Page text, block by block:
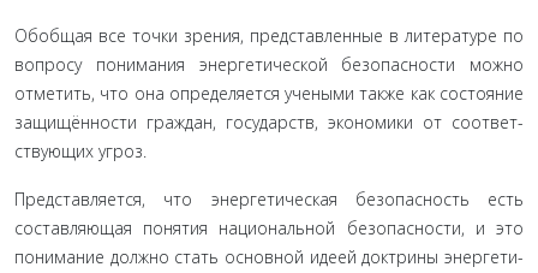
Обобщая все точки зрения, представленные в литературе по
вопросу понимания энергетической безопасности можно
отметить, что она определяется учеными также как состояние
защищённости граждан, государств, экономики от соответ­
ствующих угроз.
Представляется, что энергетическая безопасность есть
составляющая понятия национальной безопасности, и это
понимание должно стать основной идеей доктрины энергети­